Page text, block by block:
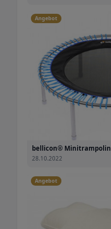
Angebot
bellicon® Minitrampolin
28.10.2022
Angebot